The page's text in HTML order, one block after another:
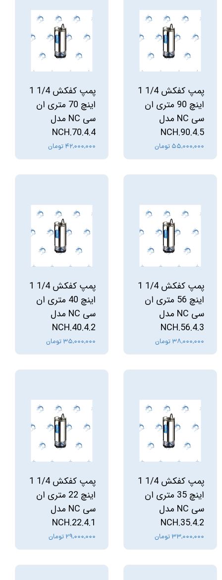
پمپ کفکش 1/4 1
اینچ 90 متری ان
سی NC مدل
NCH.90.4.5
۵۵,۰۰۰,۰۰۰ تومان
پمپ کفکش 1/4 1
اینچ 70 متری ان
سی NC مدل
NCH.70.4.4
۴۲,۰۰۰,۰۰۰ تومان
پمپ کفکش 1/4 1
اینچ 56 متری ان
سی NC مدل
NCH.56.4.3
۳۸,۰۰۰,۰۰۰ تومان
پمپ کفکش 1/4 1
اینچ 40 متری ان
سی NC مدل
NCH.40.4.2
۳۵,۰۰۰,۰۰۰ تومان
پمپ کفکش 1/4 1
اینچ 35 متری ان
سی NC مدل
NCH.35.4.2
۳۳,۰۰۰,۰۰۰ تومان
پمپ کفکش 1/4 1
اینچ 22 متری ان
سی NC مدل
NCH.22.4.1
۲۹,۰۰۰,۰۰۰ تومان